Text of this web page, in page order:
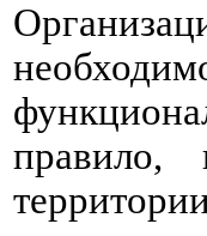
правило,